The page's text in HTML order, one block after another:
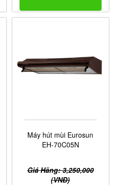
Máy hút mùi Eurosun
EH-70C05N
Giá Hãng: 3,250,000
(VNĐ)